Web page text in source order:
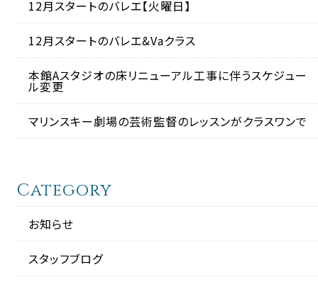
12月スタートのバレエ【火曜日】
12月スタートのバレエ&Vaクラス
本館Aスタジオの床リニューアル工事に伴うスケジュー
ル変更
マリンスキー劇場の芸術監督のレッスンがクラスワンで
Category
お知らせ
スタッフブログ